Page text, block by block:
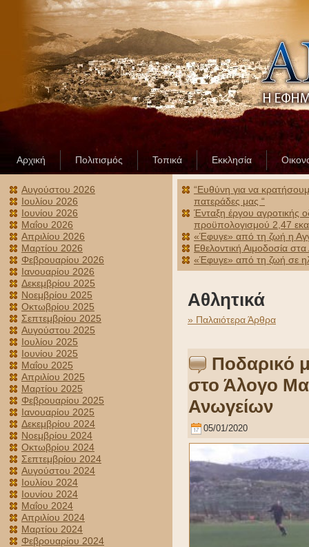
Αρχική Πολιτισμός Τοπικά Εκκλησία
Αυγούστου 2026
Ιουλίου 2026
Ιουνίου 2026
Μαΐου 2026
Απριλίου 2026
Μαρτίου 2026
Φεβρουαρίου 2026
Ιανουαρίου 2026
Δεκεμβρίου 2025
Νοεμβρίου 2025
Οκτωβρίου 2025
Σεπτεμβρίου 2025
Αυγούστου 2025
Ιουλίου 2025
Ιουνίου 2025
Μαΐου 2025
Απριλίου 2025
Μαρτίου 2025
Φεβρουαρίου 2025
Ιανουαρίου 2025
Δεκεμβρίου 2024
Νοεμβρίου 2024
Οκτωβρίου 2024
Σεπτεμβρίου 2024
Αυγούστου 2024
Ιουλίου 2024
Ιουνίου 2024
Μαΐου 2024
Απριλίου 2024
Μαρτίου 2024
Φεβρουαρίου 2024
“Ευθύνη για να
πατεράδες μας “
Ένταξη έργου αγροτικής
προϋπολογισμού 2,47
«Έφυγε» από τη ζωή η
Εθελοντική Αιμοδοσία
«Έφυγε» από τη ζωή σε
Αθλητικά
» Παλαιότερα Άρθρα
Ποδαρικό
στο Άλογο
Ανωγείων
05/01/2020